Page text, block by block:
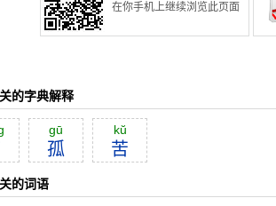
在你手机上继续浏览此页面
的字典解释
gū
孤
kŭ
苦
的词语